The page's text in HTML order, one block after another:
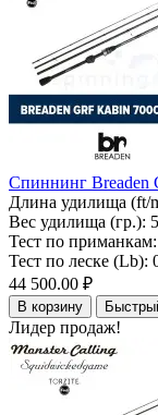
Спиннинг Breaden
Длина удилища (ft/
Вес удилища (гр.):
Тест по приманкам:
Тест по леске (Lb):
44 500.00 ₽
В корзину
Лидер продаж!